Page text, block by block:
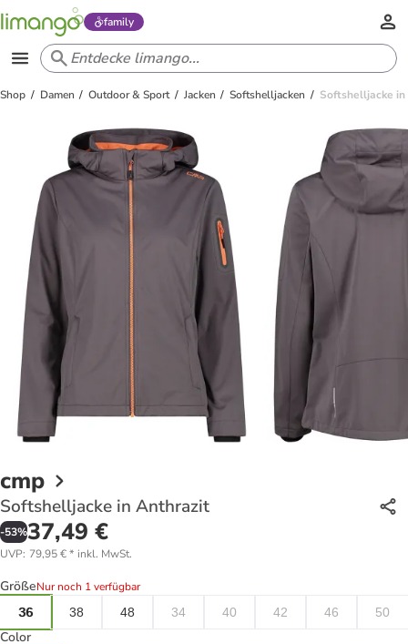
family
Shop Damen Outdoor & Sport Jacken Softshelljacken Softshelljacke
cmp
Softshelljacke in Anthrazit
-53%37,49 €
UVP: 79,95 €* inkl. MwSt.
GrößeNur noch 1 verfügbar
36
38 48 34 40 42 46 50
Color